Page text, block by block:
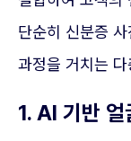
단순히 신분증
과정을 거치는
1. AI 기반